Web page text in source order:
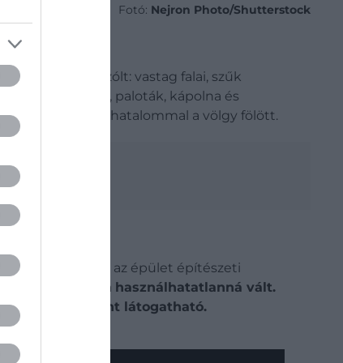
Fotó: Nejron Photo/Shutterstock
a védelemről szólt: vastag falai, szűk
lakóterek, paloták, kápolna és
ki rendelkezik hatalommal a völgy fölött.
ez jelentette az épület építészeti
számára használhatatlanná vált.
ma múzeumként látogatható.